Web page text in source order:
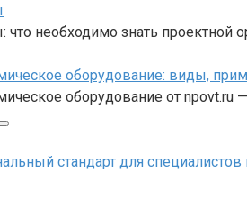
необходимо знать
оборудование: виды,
оборудование от
стандарт для специалистов